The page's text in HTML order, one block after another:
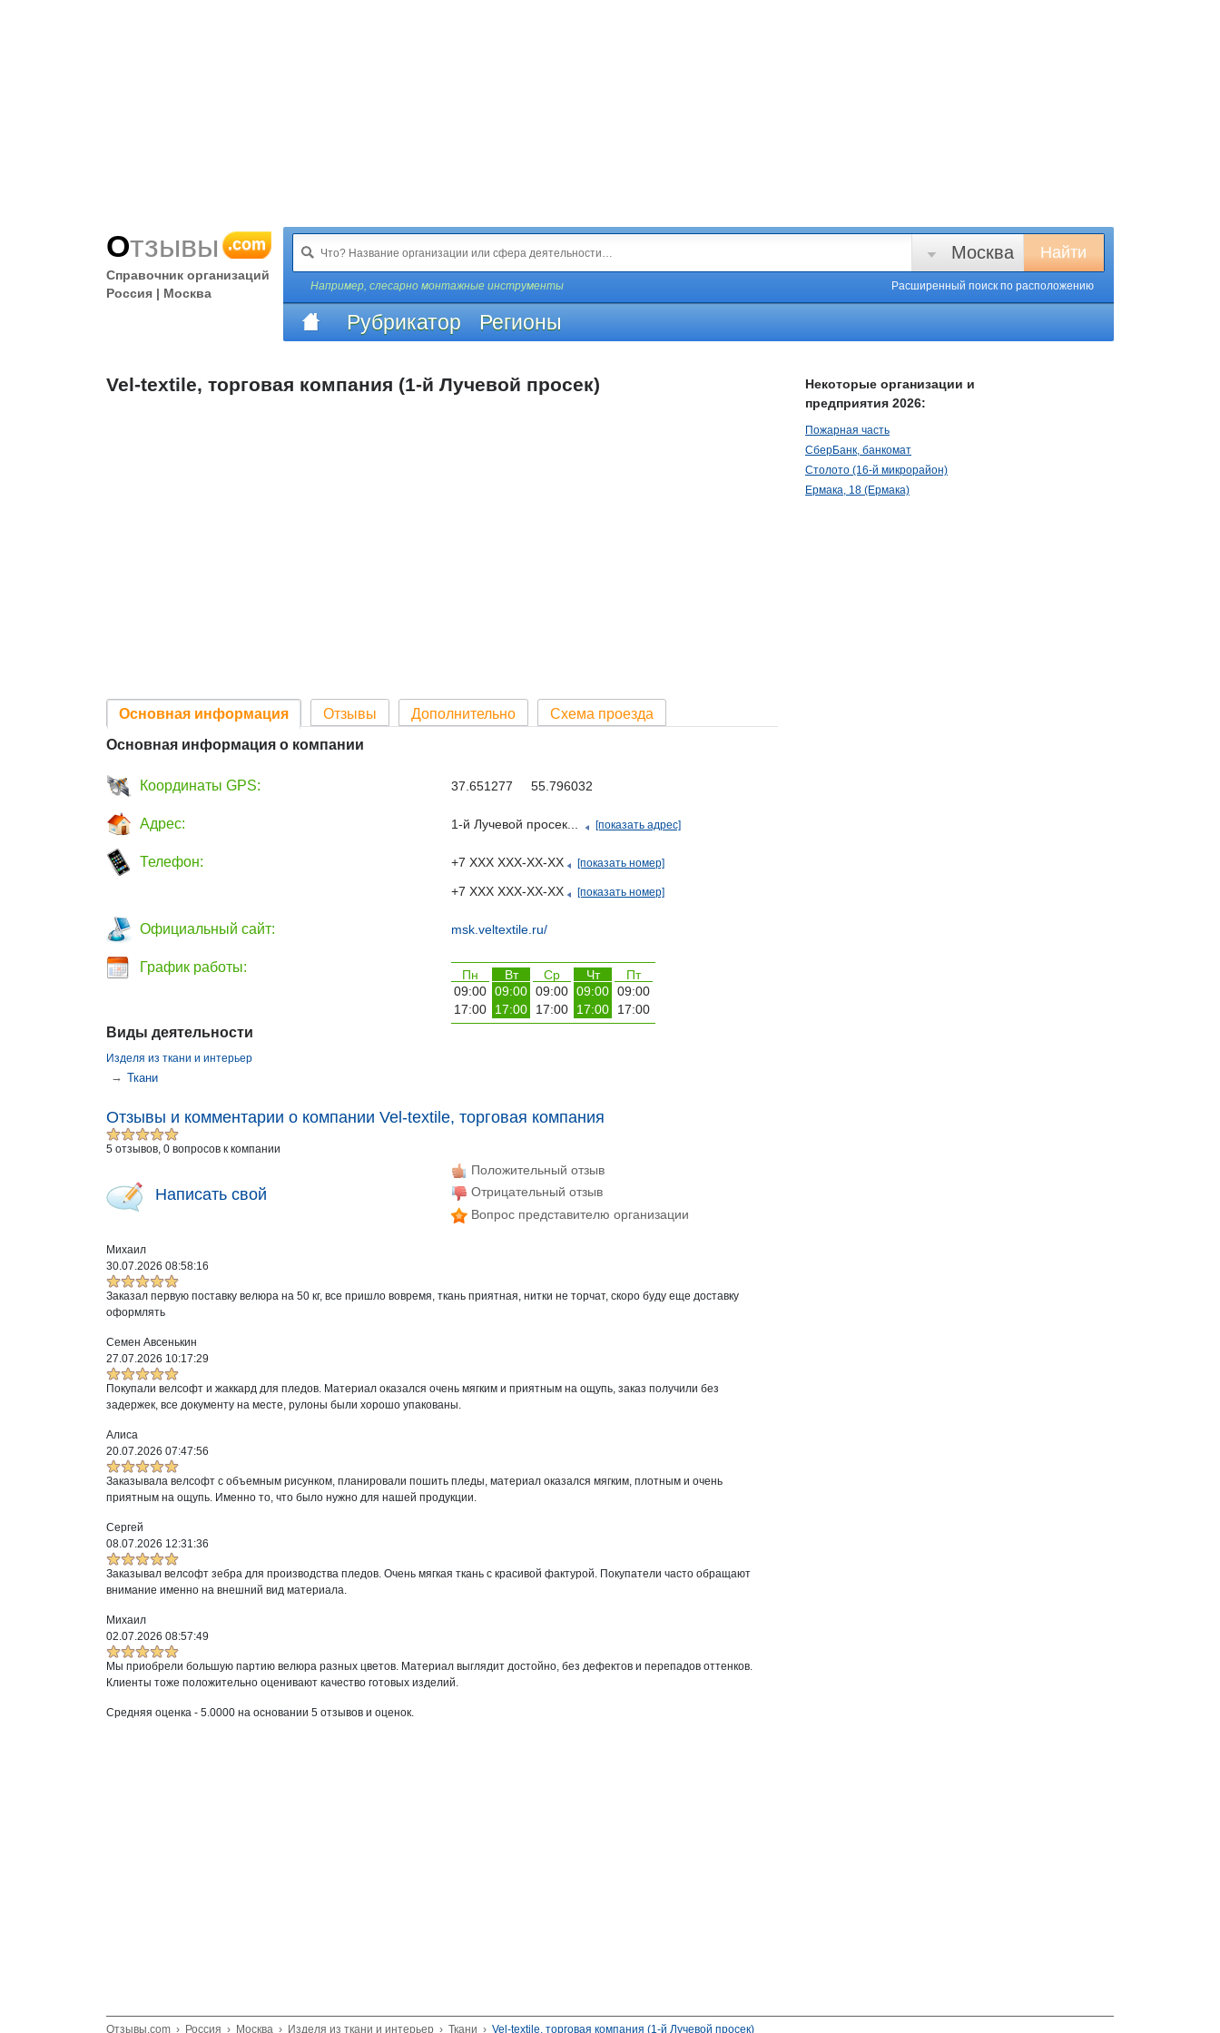
Отзывы .com
Справочник организаций
Россия | Москва
Найти
Москва
Например, слесарно монтажные инструменты Расширенный поиск по расположению
Рубрикатор Регионы
Vel-textile, торговая компания (1-й Лучевой просек)
Основная информация Отзывы Дополнительно
Схема проезда
Основная информация о компании
Координаты GPS: 37.651277 55.796032
Адрес: 1-й Лучевой просек... [показать адрес]
Телефон: +7 ХХХ ХХХ-ХХ-ХХ [показать номер]
+7 ХХХ ХХХ-ХХ-ХХ [показать номер]
Официальный сайт: msk.veltextile.ru/
График работы: Пн Вт Ср Чт
Пт
09:00 09:00 09:00 09:00 09:00
17:00
17:00 17:00 17:00 17:00
Виды деятельности
Изделя из ткани и интерьер
→ Ткани
Отзывы и комментарии о компании Vel-textile, торговая компания
5 отзывов, 0 вопросов к компании
Написать свой
Положительный отзыв
Отрицательный отзыв
Вопрос представителю организации
Михаил
30.07.2026 08:58:16
Заказал первую поставку велюра на 50 кг, все пришло вовремя, ткань приятная, нитки не торчат, скоро буду еще доставку
оформлять
Семен Авсенькин
27.07.2026 10:17:29
Покупали велсофт и жаккард для пледов. Материал оказался очень мягким и приятным на ощупь, заказ получили без
задержек, все документу на месте, рулоны были хорошо упакованы.
Алиса
20.07.2026 07:47:56
Заказывала велсофт с объемным рисунком, планировали пошить пледы, материал оказался мягким, плотным и очень
приятным на ощупь. Именно то, что было нужно для нашей продукции.
Сергей
08.07.2026 12:31:36
Заказывал велсофт зебра для производства пледов. Очень мягкая ткань с красивой фактурой. Покупатели часто обращают
внимание именно на внешний вид материала.
Михаил
02.07.2026 08:57:49
Мы приобрели большую партию велюра разных цветов. Материал выглядит достойно, без дефектов и перепадов оттенков.
Клиенты тоже положительно оценивают качество готовых изделий.
Средняя оценка - 5.0000 на основании 5 отзывов и оценок.
Некоторые организации и
предприятия 2026:
Пожарная часть
СберБанк, банкомат
Столото (16-й микрорайон)
Ермака, 18 (Ермака)
Отзывы.com › Россия › Москва › Изделя из ткани и интерьер › Ткани › Vel-textile, торговая компания (1-й Лучевой просек)